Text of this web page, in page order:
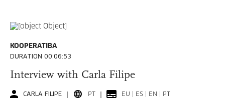
KOOPERATIBA
DURATION 00:06:53
Interview with Carla Filipe
CARLA FILIPE PT EU | ES | EN | PT